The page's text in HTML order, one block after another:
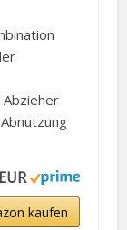
Abzieher
kaufen